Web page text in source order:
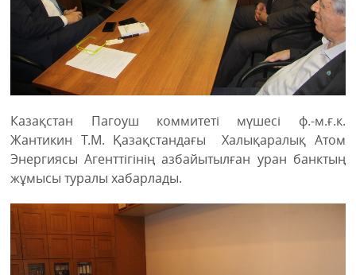
Казақстан Пагоуш коммитеті мүшесі ф.-м.ғ.к.
Жантикин Т.М. Қазақстандағы Халықаралық Атом
Энергиясы Агенттігінің азбайытылған уран банктың
жұмысы туралы хабарлады.